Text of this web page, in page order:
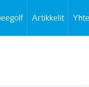
Artikkelit